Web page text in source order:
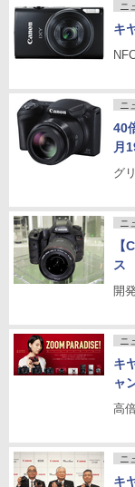
ニ
キ
ニ
40
月
グ
ニ
ス
開
ニ
キ
ャ
高
ニ
キ